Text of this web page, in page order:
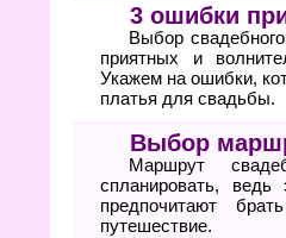
3 ошибки
Выбор
приятных и
Укажем на ошибки,
платья для свадьбы.
Выбор
Маршрут
спланировать,
предпочитают
путешествие.